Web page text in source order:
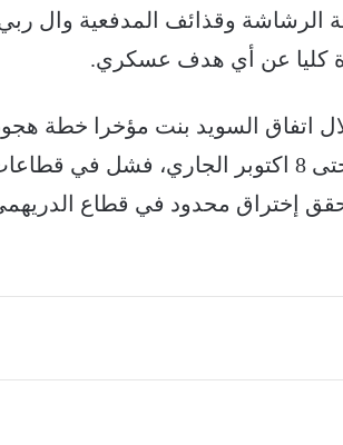
الرشاشة وقذائف المدفعية وال
كليا عن أي هدف عسكري.
اتفاق السويد بنت مؤخرا خطة
في جبهة الساحل الغربي، بدأته يوم 28 سبتمبر وحتى 8 اكتوبر الجاري،
إختراق محدود في قطاع